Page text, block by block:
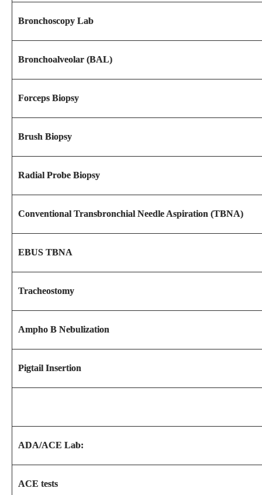
Bronchoscopy Lab
Bronchoalveolar (BAL)
Forceps Biopsy
Brush Biopsy
Radial Probe Biopsy
Conventional Transbronchial Needle Aspiration (TBNA)
EBUS TBNA
Tracheostomy
Ampho B Nebulization
Pigtail Insertion
ADA/ACE Lab:
ACE tests